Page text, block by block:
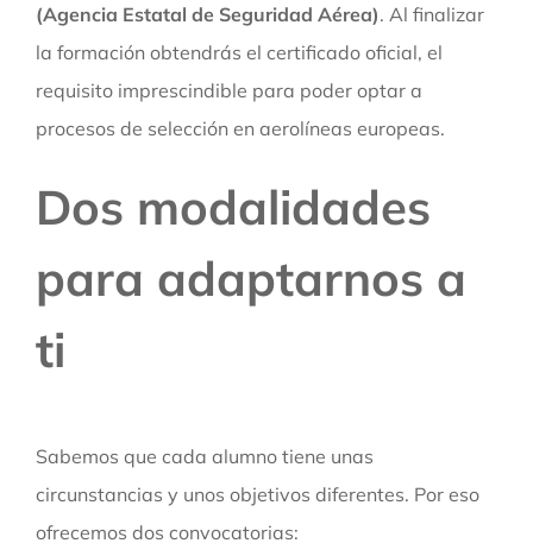
(Agencia Estatal de Seguridad Aérea). Al finalizar
la formación obtendrás el certificado oficial, el
requisito imprescindible para poder optar a
procesos de selección en aerolíneas europeas.
Dos modalidades
para adaptarnos a
ti
Sabemos que cada alumno tiene unas
circunstancias y unos objetivos diferentes. Por eso
ofrecemos dos convocatorias: